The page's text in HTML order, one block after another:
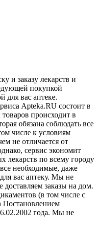
и заказу лекарств и
покупкой
для вас аптеке.
Apteka.RU состоит в
происходит в
обязана соблюдать все
числе к условиям
не отличается от
сервис экономит
лекарств по всему городу
необходимые, даже
вас аптеку. Мы не
доставляем заказы на дом.
(в том числе с
Постановлением
года. Мы не